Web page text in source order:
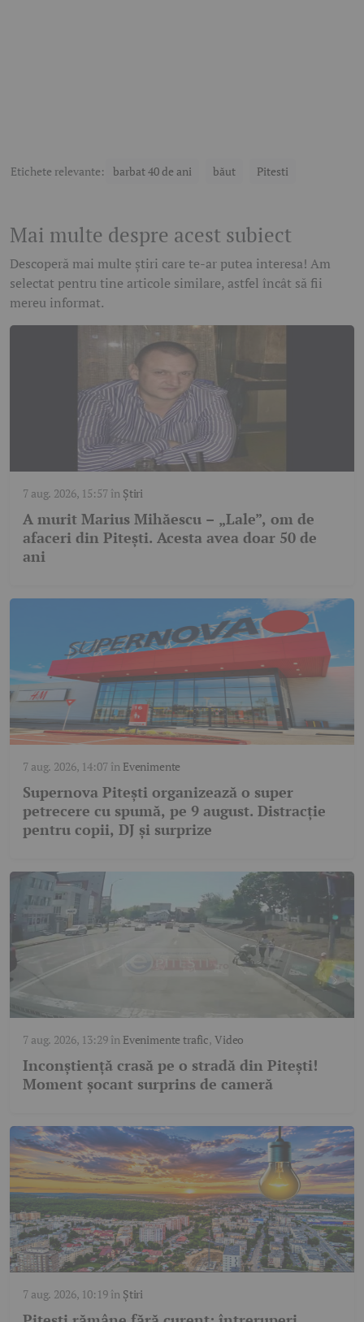
Etichete relevante: barbat 40 de ani băut Pitesti
Mai multe despre acest subiect
Descoperă mai multe știri care te-ar putea interesa! Am
selectat pentru tine articole similare, astfel încât să fii
mereu informat.
7 aug. 2026, 15:57în Știri
A murit Marius Mihăescu – „Lale”, om de
afaceri din Pitești. Acesta avea doar 50 de
ani
7 aug. 2026, 14:07în Evenimente
Supernova Pitești organizează o super
petrecere cu spumă, pe 9 august. Distracție
pentru copii, DJ și surprize
7 aug. 2026, 13:29în Evenimente trafic,Video
Inconștiență crasă pe o stradă din Pitești!
Moment șocant surprins de cameră
7 aug. 2026, 10:19în Știri